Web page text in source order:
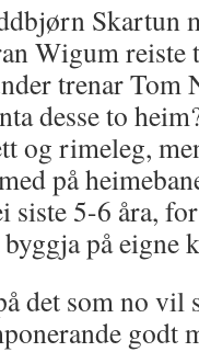
Skartun
Wigum reiste
trenar Tom
desse to
og rimeleg,
på
siste 5-6 åra,
på eigne
det som no
godt